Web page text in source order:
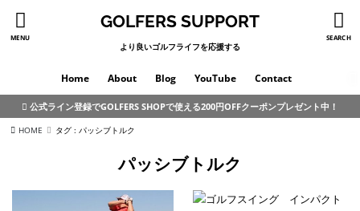
MENU SEARCH
GOLFERS SUPPORT
より良いゴルフライフを応援する
Home About Blog YouTube Contact
公式ライン登録でGOLFERS SHOPで使える200円OFFクーポンプレゼント中！
HOME タグ : パッシブトルク
パッシブトルク